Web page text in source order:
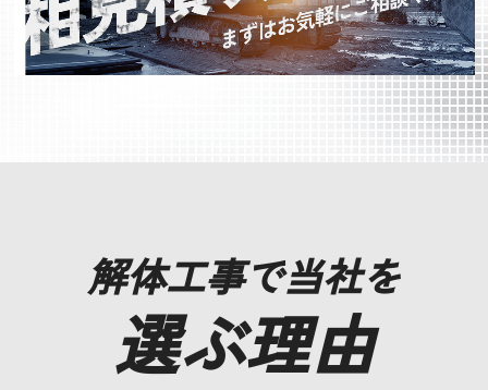
解体工事で当社を
選ぶ理由